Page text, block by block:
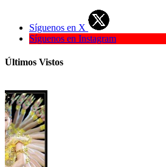
Síguenos en X
Síguenos en Instagram
Últimos Vistos